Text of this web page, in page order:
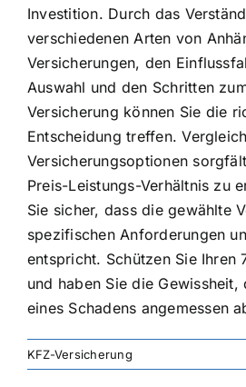
Investition. Durch das
verschiedenen Arten von
Versicherungen, den
Auswahl und den Schritten
Versicherung können Sie die
Entscheidung treffen.
Versicherungsoptionen
Preis-Leistungs-Verhältnis zu
Sie sicher, dass die gewählte
spezifischen Anforderungen
entspricht. Schützen Sie Ihren
und haben Sie die Gewissheit,
eines Schadens angemessen
KFZ-Versicherung